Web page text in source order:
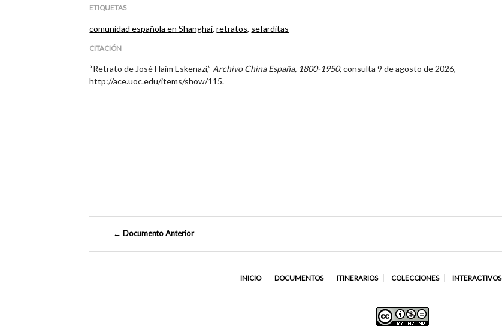
ETIQUETAS
comunidad española en Shanghai,retratos, sefarditas
CITACIÓN
“Retrato de José Haim Eskenazi,”Archivo China España, 1800-1950, consulta 9 de agosto de 2026,
http://ace.uoc.edu/items/show/115.
← Documento Anterior
INICIO DOCUMENTOS ITINERARIOS COLECCIONES INTERACTIVOS